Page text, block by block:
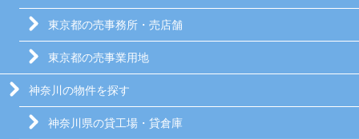
東京都の売事務所・売店舗
東京都の売事業用地
神奈川の物件を探す
神奈川県の貸工場・貸倉庫